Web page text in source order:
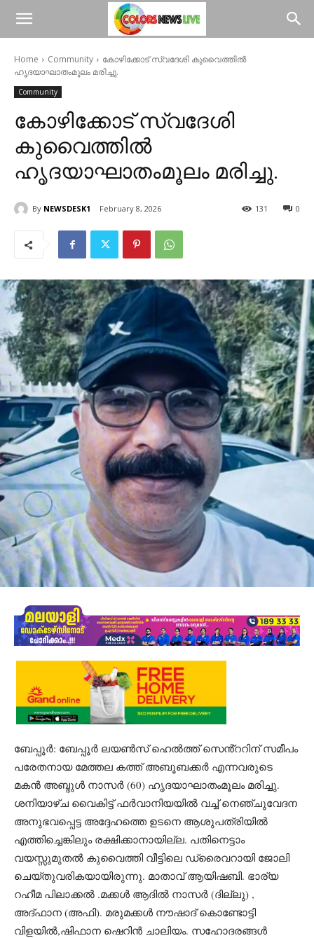
Home Community
കോഴിക്കോട് സ്വദേശി കുവൈത്തിൽ
ഹൃദയാഘാതംമൂലം മരിച്ചു.
Community
കോഴിക്കോട് സ്വദേശി
കുവൈത്തിൽ
ഹൃദയാഘാതംമൂലം മരിച്ചു.
By NEWSDESK1 February 8, 2026 0
131
ബേപ്പൂർ: ബേപ്പൂർ ലയൺസ് ഹെൽത്ത് സെൻ്ററിന് സമീപം
പരേതനായ മേത്തല കത്ത് അബൂബക്കർ എന്നവരുടെ
മകൻ അബ്ദുൾ നാസർ (60) ഹൃദയാഘാതംമൂലം മരിച്ചു.
ശനിയാഴ്ച വൈകിട്ട് ഫർവാനിയയിൽ വച്ച് നെഞ്ചുവേദന
അനുഭവപ്പെട്ട അദ്ദേഹത്തെ ഉടനെ ആശുപത്രിയിൽ
എത്തിച്ചെങ്കിലും രക്ഷിക്കാനായില്ല. പതിനെട്ടാം
വയസ്സുമുതൽ കുവൈത്തി വീട്ടിലെ ഡ്രൈവറായി ജോലി
ചെയ്തുവരികയായിരുന്നു. മാതാവ് ആയിഷബി. ഭാര്യ
റഹീമ പിലാക്കൽ .മക്കൾ ആദിൽ നാസർ (ദില്ലു) ,
അദ്ഫാന (അഫി). മരുമക്കൾ നൗഷാദ് കൊണ്ടോട്ടി
വിളയിൽ,ഷിഫാന ഷെറിൻ ചാലിയം. സഹോദരങ്ങൾ